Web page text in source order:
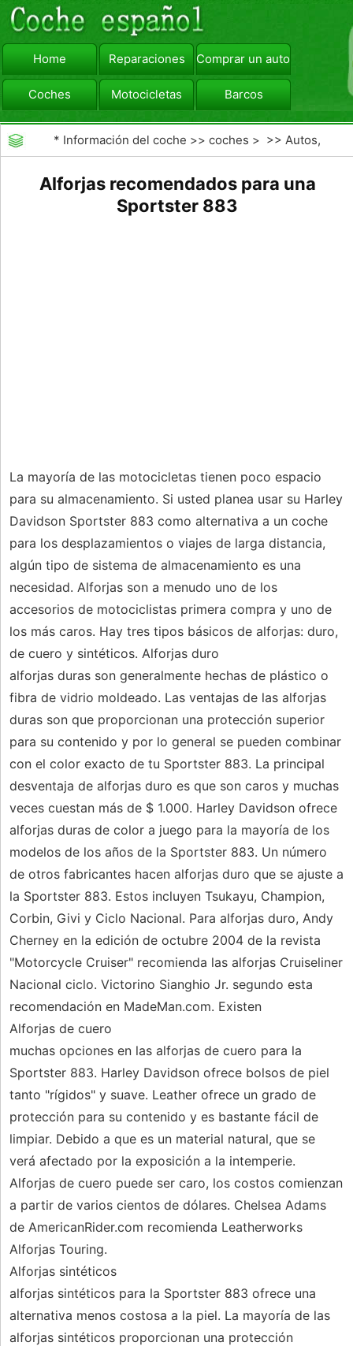
Home Reparaciones Comprar un automóvil
Coches Motocicletas Barcos
viajar Camiones
* Información del coche >>coches > >>Autos,
Alforjas recomendados para una
Sportster 883
La mayoría de las motocicletas tienen poco espacio
para su almacenamiento. Si usted planea usar su Harley
Davidson Sportster 883 como alternativa a un coche
para los desplazamientos o viajes de larga distancia,
algún tipo de sistema de almacenamiento es una
necesidad. Alforjas son a menudo uno de los
accesorios de motociclistas primera compra y uno de
los más caros. Hay tres tipos básicos de alforjas: duro,
de cuero y sintéticos. Alforjas duro
alforjas duras son generalmente hechas de plástico o
fibra de vidrio moldeado. Las ventajas de las alforjas
duras son que proporcionan una protección superior
para su contenido y por lo general se pueden combinar
con el color exacto de tu Sportster 883. La principal
desventaja de alforjas duro es que son caros y muchas
veces cuestan más de $ 1.000. Harley Davidson ofrece
alforjas duras de color a juego para la mayoría de los
modelos de los años de la Sportster 883. Un número
de otros fabricantes hacen alforjas duro que se ajuste a
la Sportster 883. Estos incluyen Tsukayu, Champion,
Corbin, Givi y Ciclo Nacional. Para alforjas duro, Andy
Cherney en la edición de octubre 2004 de la revista
"Motorcycle Cruiser" recomienda las alforjas Cruiseliner
Nacional ciclo. Victorino Sianghio Jr. segundo esta
recomendación en MadeMan.com. Existen
Alforjas de cuero
muchas opciones en las alforjas de cuero para la
Sportster 883. Harley Davidson ofrece bolsos de piel
tanto "rígidos" y suave. Leather ofrece un grado de
protección para su contenido y es bastante fácil de
limpiar. Debido a que es un material natural, que se
verá afectado por la exposición a la intemperie.
Alforjas de cuero puede ser caro, los costos comienzan
a partir de varios cientos de dólares. Chelsea Adams
de AmericanRider.com recomienda Leatherworks
Alforjas Touring.
Alforjas sintéticos
alforjas sintéticos para la Sportster 883 ofrece una
alternativa menos costosa a la piel. La mayoría de las
alforjas sintéticos proporcionan una protección